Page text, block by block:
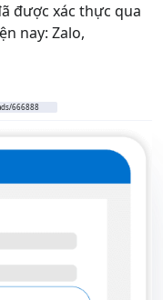
được xác thực qua
nay: Zalo,
666888